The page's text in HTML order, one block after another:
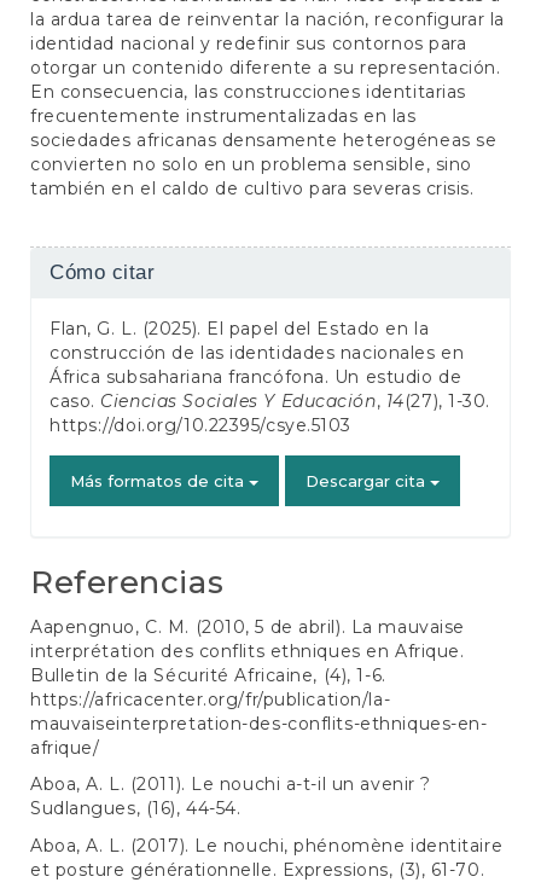
la ardua tarea de reinventar la nación, reconfigurar la
identidad nacional y redefinir sus contornos para
otorgar un contenido diferente a su representación.
En consecuencia, las construcciones identitarias
frecuentemente instrumentalizadas en las
sociedades africanas densamente heterogéneas se
convierten no solo en un problema sensible, sino
también en el caldo de cultivo para severas crisis.
Detalles
artículo
Cómo citar
Flan, G. L. (2025). El papel del Estado en la
construcción de las identidades nacionales en
África subsahariana francófona. Un estudio de
caso. Ciencias Sociales Y Educación, 14(27), 1-30.
https://doi.org/10.22395/csye.5103
Más formatos de cita Descargar cita
Referencias
Aapengnuo, C. M. (2010, 5 de abril). La mauvaise
interprétation des conflits ethniques en Afrique.
Bulletin de la Sécurité Africaine, (4), 1-6.
https://africacenter.org/fr/publication/la-
mauvaiseinterpretation-des-conflits-ethniques-en-
afrique/
Aboa, A. L. (2011). Le nouchi a-t-il un avenir ?
Sudlangues, (16), 44-54.
Aboa, A. L. (2017). Le nouchi, phénomène identitaire
et posture générationnelle. Expressions, (3), 61-70.